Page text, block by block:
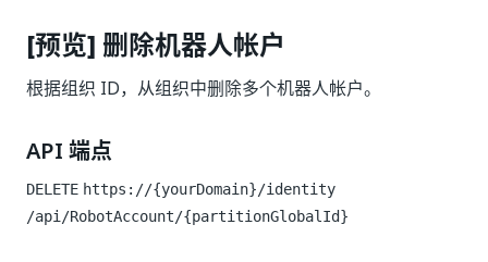
[预览] 删除机器人帐户
根据组织 ID，从组织中删除多个机器人帐户。
API 端点
DELETE https://{yourDomain}/identity
/api/RobotAccount/{partitionGlobalId}